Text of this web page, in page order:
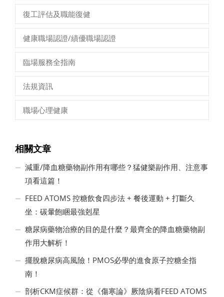
復工評估及職能復健
健康職場認證/績優職場認證
臨場服務全指南
法規資訊
職場心理健康
相關文章
減重/降血糖藥物副作用有哪些？猛健樂副作用、注意事
項看這篇！
FEED ATOMS 控糖飲食四步法 + 餐後運動 + 打斷久
坐：碳暈飽睏最強剋星
糖尿病藥物治療的目的是什麼？最齊全的降血糖藥物副
作用大解析！
擺脫糖尿病高風險！PMOS必學的進食原子控糖全指
南！
剖析CKM症候群：從《傷寒論》厥陰病看FEED ATOMS